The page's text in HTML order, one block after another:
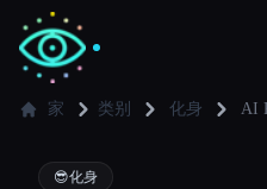
✍️写作者
家 类别 化身 AI
😎化身